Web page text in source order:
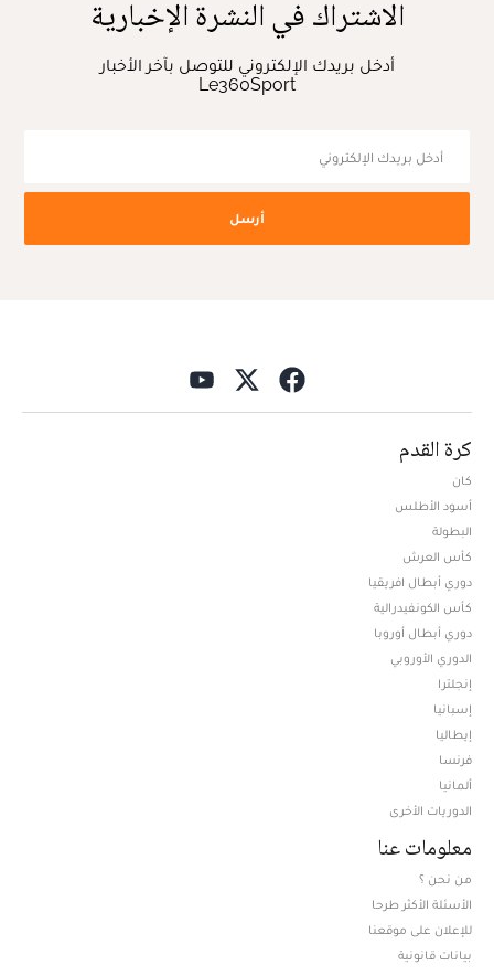
الاشتراك في النشرة الإخبارية
أدخل بريدك الإلكتروني للتوصل بآخر الأخبار
Le360Sport
أرسل
كرة القدم
كان
أسود الأطلس
البطولة
كأس العرش
دوري أبطال افريقيا
كأس الكونفيدرالية
دوري أبطال أوروبا
الدوري الأوروبي
إنجلترا
إسبانيا
إيطاليا
فرنسا
ألمانيا
الدوريات الأخرى
معلومات عنا
من نحن ؟
الأسئلة الأكثر طرحا
للإعلان على موقعنا
بيانات قانونية